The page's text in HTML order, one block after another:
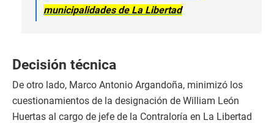
municipalidades de La Libertad
Decisión técnica
De otro lado, Marco Antonio Argandoña, minimizó los
cuestionamientos de la designación de William León
Huertas al cargo de jefe de la Contraloría en La Libertad